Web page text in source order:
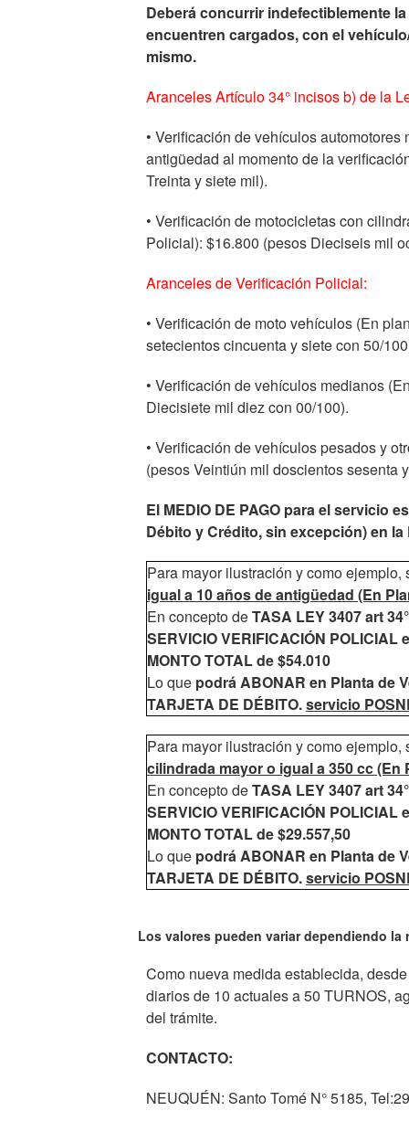
Deberá concurrir indefectiblemente
encuentren cargados, con el
mismo.
Aranceles Artículo 34° incisos b) de la
• Verificación de vehículos
antigüedad al momento de la
Treinta y siete mil).
• Verificación de motocicletas con
Policial): $16.800 (pesos Dieciseis mil
Aranceles de Verificación Policial:
• Verificación de moto vehículos (En
setecientos cincuenta y siete con 50/
• Verificación de vehículos medianos
Diecisiete mil diez con 00/100).
• Verificación de vehículos pesados y
(pesos Veintiún mil doscientos sesenta
El MEDIO DE PAGO para el servicio
Débito y Crédito, sin excepción) en
Para mayor ilustración y como
igual a 10 años de antigüedad (En
En concepto deTASA LEY 3407 art
SERVICIO VERIFICACIÓN POLICIAL
MONTO TOTAL de $54.010
Lo que podrá ABONAR en Planta de
TARJETA DE DÉBITO.servicio
Para mayor ilustración y como
cilindrada mayor o igual a 350 cc
En concepto deTASA LEY 3407 art
SERVICIO VERIFICACIÓN POLICIAL
MONTO TOTAL de $29.557,50
Lo que podrá ABONAR en Planta de
TARJETA DE DÉBITO.servicio
Los valores pueden variar dependiendo
Como nueva medida establecida,
diarios de 10 actuales a 50 TURNOS,
del trámite.
CONTACTO:
NEUQUÉN: Santo Tomé N° 5185,